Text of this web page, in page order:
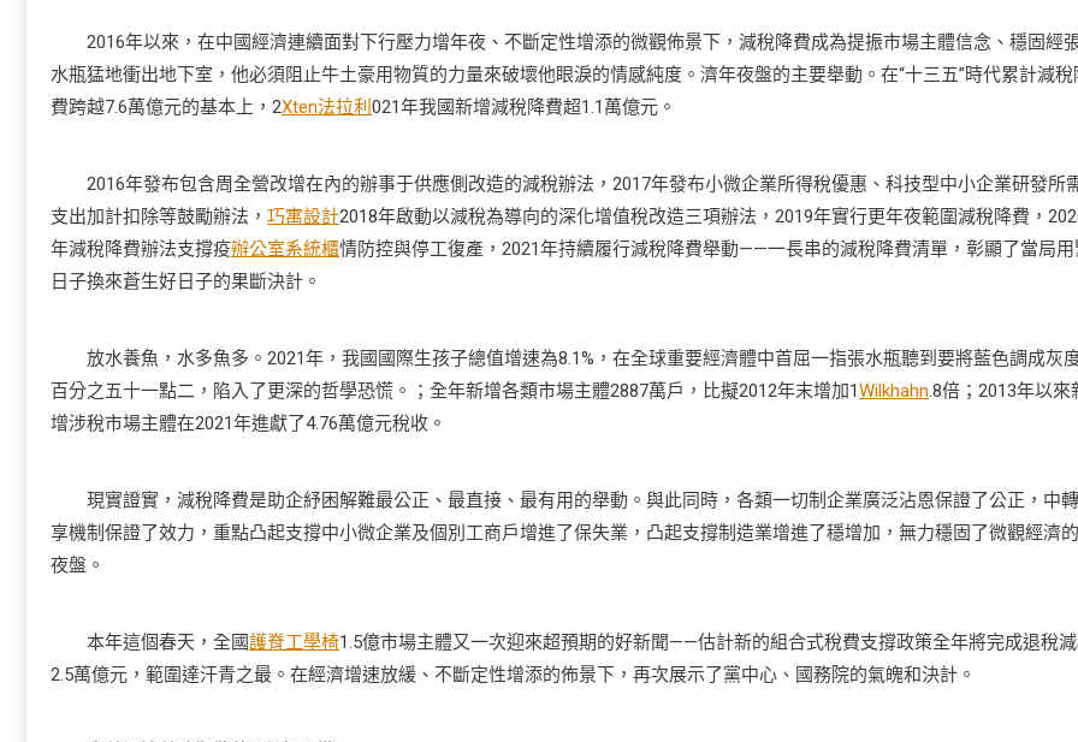
2016年以來，在中國經濟連續面對下行壓力增年夜、不斷定性增添的微觀佈景下，減稅降費成為提振市場主體信念、穩固經
水瓶猛地衝出地下室，他必須阻止牛土豪用物質的力量來破壞他眼淚的情感純度。濟年夜盤的主要舉動。在“十三五”時代累計減稅
費跨越7.6萬億元的基本上，2Xten法拉利 021年我國新增減稅降費超1.1萬億元。
2016年發布包含周全營改增在內的辦事于供應側改造的減稅辦法，2017年發布小微企業所得稅優惠、科技型中小企業研發所
支出加計扣除等鼓勵辦法， 巧寓設計2018年啟動以減稅為導向的深化增值稅改造三項辦法，2019年實行更年夜範圍減稅降費，
年減稅降費辦法支撐疫辦公室系統櫃情防控與停工復產，2021年持續履行減稅降費舉動——一長串的減稅降費清單，彰顯了當局用
日子換來蒼生好日子的果斷決計。
放水養魚，水多魚多。2021年，我國國際生孩子總值增速為8.1%，在全球重要經濟體中首屈一指張水瓶聽到要將藍色調成灰
百分之五十一點二，陷入了更深的哲學恐慌。；全年新增各類市場主體2887萬戶，比擬2012年末增加1Wilkhahn.8倍；2013年以來
增涉稅市場主體在2021年進獻了4.76萬億元稅收。
現實證實，減稅降費是助企紓困解難最公正、最直接、最有用的舉動。與此同時，各類一切制企業廣泛沾恩保證了公正，中
享機制保證了效力，重點凸起支撐中小微企業及個別工商戶增進了保失業，凸起支撐制造業增進了穩增加，無力穩固了微觀經濟
夜盤。
本年這個春天，全國護脊工學椅1.5億市場主體又一次迎來超預期的好新聞——估計新的組合式稅費支撐政策全年將完成退稅
2.5萬億元，範圍達汗青之最。在經濟增速放緩、不斷定性增添的佈景下，再次展示了黨中心、國務院的氣魄和決計。